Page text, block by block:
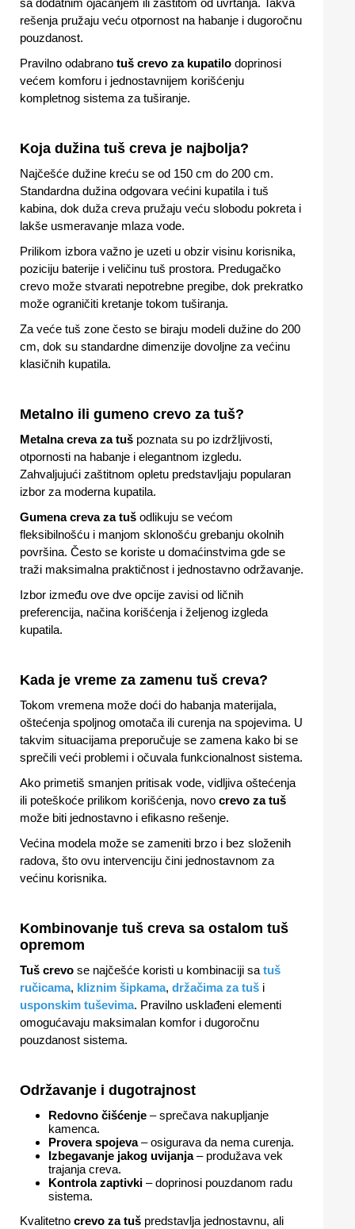
sa dodatnim ojačanjem ili zaštitom od uvrtanja. Takva
rešenja pružaju veću otpornost na habanje i dugoročnu
pouzdanost.
Pravilno odabrano tuš crevo za kupatilo doprinosi
većem komforu i jednostavnijem korišćenju
kompletnog sistema za tuširanje.
Koja dužina tuš creva je najbolja?
Najčešće dužine kreću se od 150 cm do 200 cm.
Standardna dužina odgovara većini kupatila i tuš
kabina, dok duža creva pružaju veću slobodu pokreta i
lakše usmeravanje mlaza vode.
Prilikom izbora važno je uzeti u obzir visinu korisnika,
poziciju baterije i veličinu tuš prostora. Predugačko
crevo može stvarati nepotrebne pregibe, dok prekratko
može ograničiti kretanje tokom tuširanja.
Za veće tuš zone često se biraju modeli dužine do 200
cm, dok su standardne dimenzije dovoljne za većinu
klasičnih kupatila.
Metalno ili gumeno crevo za tuš?
Metalna creva za tuš poznata su po izdržljivosti,
otpornosti na habanje i elegantnom izgledu.
Zahvaljujući zaštitnom opletu predstavljaju popularan
izbor za moderna kupatila.
Gumena creva za tuš odlikuju se većom
fleksibilnošću i manjom sklonošću grebanju okolnih
površina. Često se koriste u domaćinstvima gde se
traži maksimalna praktičnost i jednostavno održavanje.
Izbor između ove dve opcije zavisi od ličnih
preferencija, načina korišćenja i željenog izgleda
kupatila.
Kada je vreme za zamenu tuš creva?
Tokom vremena može doći do habanja materijala,
oštećenja spoljnog omotača ili curenja na spojevima. U
takvim situacijama preporučuje se zamena kako bi se
sprečili veći problemi i očuvala funkcionalnost sistema.
Ako primetiš smanjen pritisak vode, vidljiva oštećenja
ili poteškoće prilikom korišćenja, novo crevo za tuš
može biti jednostavno i efikasno rešenje.
Većina modela može se zameniti brzo i bez složenih
radova, što ovu intervenciju čini jednostavnom za
većinu korisnika.
Kombinovanje tuš creva sa ostalom tuš
opremom
Tuš crevo se najčešće koristi u kombinaciji satuš
ručicama, kliznim šipkama, držačima za tuš i
usponskim tuševima. Pravilno usklađeni elementi
omogućavaju maksimalan komfor i dugoročnu
pouzdanost sistema.
Održavanje i dugotrajnost
Redovno čišćenje – sprečava nakupljanje
kamenca.
Provera spojeva– osigurava da nema curenja.
Izbegavanje jakog uvijanja– produžava vek
trajanja creva.
Kontrola zaptivki – doprinosi pouzdanom radu
sistema.
Kvalitetno crevo za tuš predstavlja jednostavnu, ali